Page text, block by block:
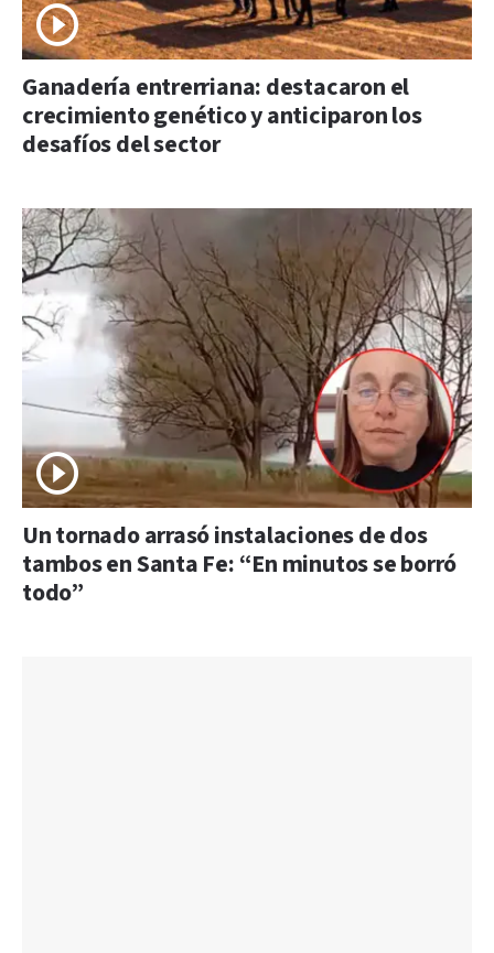
Ganadería entrerriana: destacaron el
crecimiento genético y anticiparon los
desafíos del sector
Un tornado arrasó instalaciones de dos
tambos en Santa Fe: “En minutos se borró
todo”